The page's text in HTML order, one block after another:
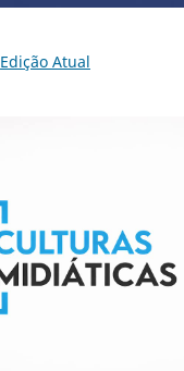
Edição Atual